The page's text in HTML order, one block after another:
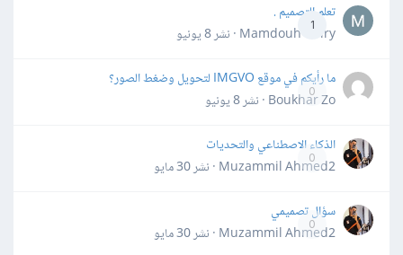
1
تعلم التصميم .
Mamdouh Khiry · نشر
8 يونيو
0
ما رأيكم في موقع IMGVO لتحويل وضغط الصور؟
Boukhar Zo · نشر
8 يونيو
0
الذكاء الاصطناعي والتحديات
Muzammil Ahmed2 · نشر
30 مايو
0
سؤال تصميمي
Muzammil Ahmed2 · نشر
30 مايو